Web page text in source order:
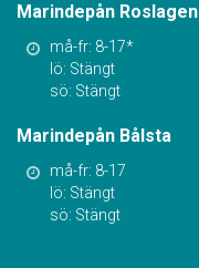
Marindepån Roslagen
må-fr: 8-17*
lö: Stängt
sö: Stängt
Marindepån Bålsta
må-fr: 8-17
lö: Stängt
sö: Stängt